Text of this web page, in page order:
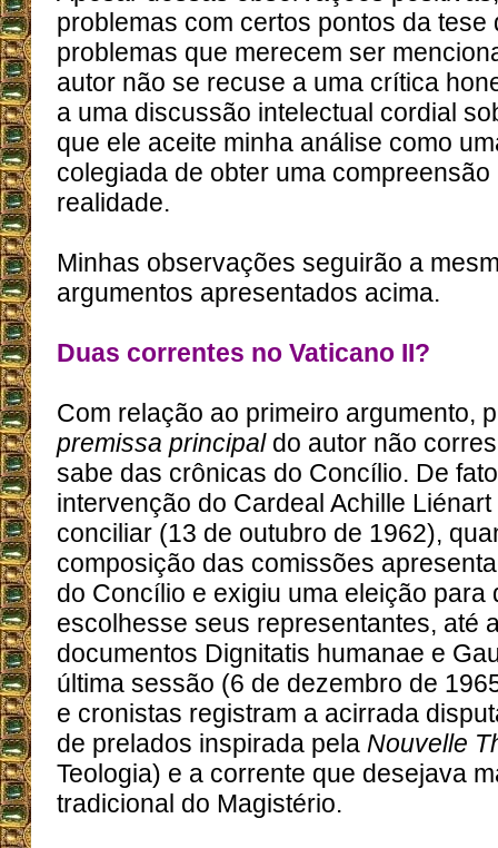
problemas com certos pontos da tese
problemas que merecem ser
autor não se recuse a uma crítica
a uma discussão intelectual cordial
que ele aceite minha análise como
colegiada de obter uma
realidade.
Minhas observações seguirão a
argumentos apresentados acima.
Duas correntes no Vaticano II?
Com relação ao primeiro argumento,
premissa principaldo autor não
sabe das crônicas do Concílio. De
intervenção do Cardeal Achille
conciliar (13 de outubro de 1962),
composição das comissões
do Concílio e exigiu uma eleição para
escolhesse seus representantes, até
documentos Dignitatis humanae e
última sessão (6 de dezembro de
e cronistas registram a acirrada
de prelados inspirada pela Nouvelle
Teologia) e a corrente que desejava
tradicional do Magistério.